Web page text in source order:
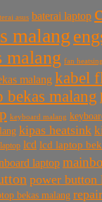
asus baterai laptop
malang
malang fan heatsing
malang kabel
malang
keyboard malang
kipas heatsink
lcd lcd laptop
laptop
power button
bekas malang